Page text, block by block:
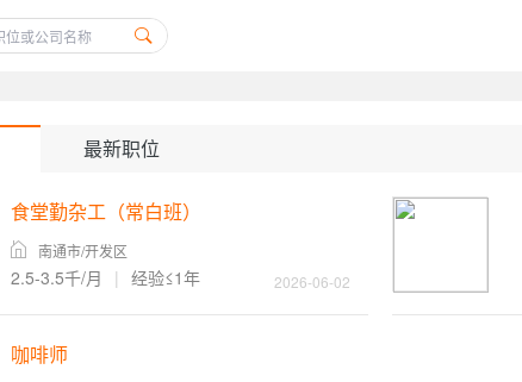
最新职位
食堂勤杂工（常白班）
南通市/开发区
2.5-3.5千/月 | 经验≤1年 2026-06-02
咖啡师